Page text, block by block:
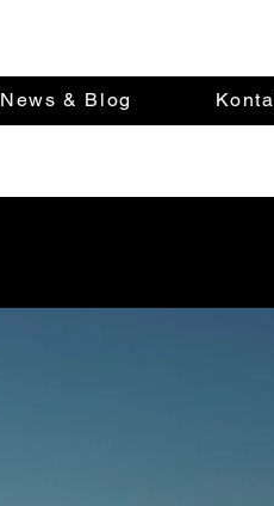
News & Blog